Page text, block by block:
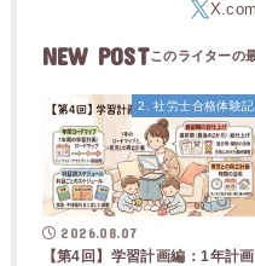
NEW POST
2. 社労士合格体験記
2026.08.07
【第4回】学習計画編：1年計画